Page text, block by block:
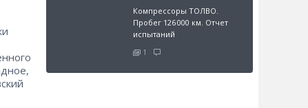
Компрессоры ТОЛВО.
Пробег 126 000 км. Отчет
испытаний
1